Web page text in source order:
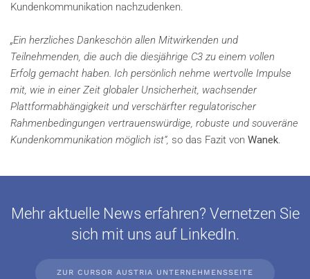
Kundenkommunikation nachzudenken.
„Ein herzliches Dankeschön allen Mitwirkenden und
Teilnehmenden, die auch die diesjährige C3 zu einem vollen
Erfolg gemacht haben. Ich persönlich nehme wertvolle Impulse
mit, wie in einer Zeit globaler Unsicherheit, wachsender
Plattformabhängigkeit und verschärfter regulatorischer
Rahmenbedingungen vertrauenswürdige, robuste und souveräne
Kundenkommunikation möglich ist“, so das Fazit von Wanek.
Mehr aktuelle News erfahren? Vernetzen Sie
sich mit uns auf LinkedIn.
ZUR CURSOR AUSTRIA UNTERNEHMENSSEITE